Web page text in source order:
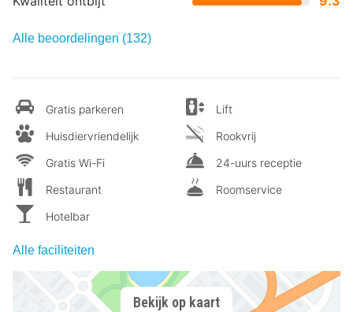
Alle beoordelingen (132)
Gratis parkeren
Huisdiervriendelijk
Gratis Wi-Fi
Restaurant
Hotelbar
Lift
Rookvrij
24-uurs receptie
Roomservice
Alle faciliteiten
Bekijk op kaart